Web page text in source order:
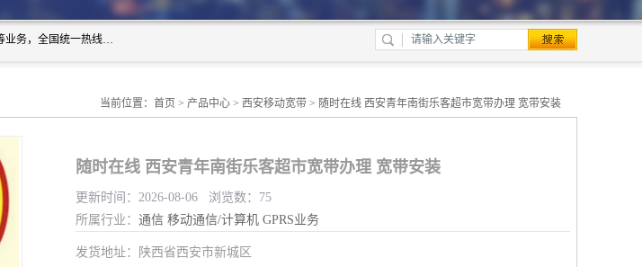
西安新城赛派通讯商行从事西安地区的联通，移动，电信宽带安装，光纤专线安装，宽带办理等业务，全国统一热线：18691811535。西安市新城区赛派通讯商行是一家专业通讯公司，欢迎新老客户来电咨询！
当前位置： 首页 > 产品中心 > 西安移动宽带 > 随时在线 西安青年南街乐客超市宽带办理 宽带安装
随时在线 西安青年南街乐客超市宽带办理 宽带安装
更新时间：2026-08-06 浏览数：75
所属行业： 通信 移动通信/计算机 GPRS业务
发货地址：陕西省西安市新城区